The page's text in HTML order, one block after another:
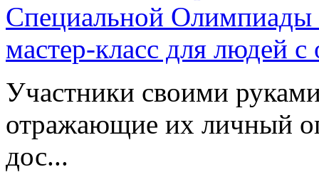
Специальной Олимпиады
мастер-класс для людей
Участники своими
отражающие их личный
дос...